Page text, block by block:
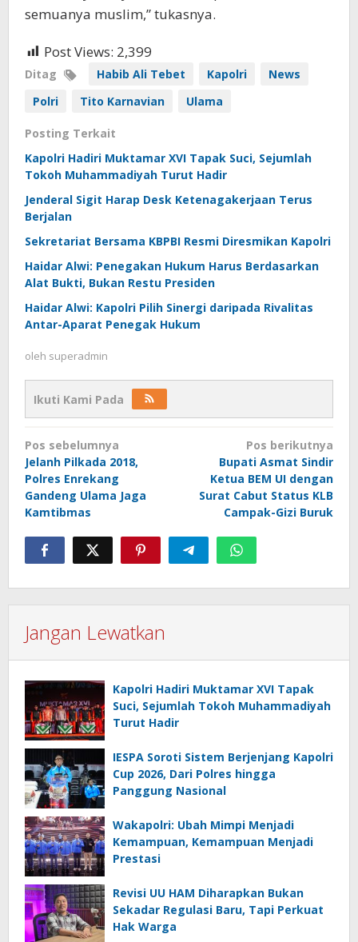
semuanya muslim,” tukasnya.
Post Views: 2,399
Ditag Habib Ali Tebet Kapolri
News
Polri
Tito Karnavian Ulama
Posting Terkait
Kapolri Hadiri Muktamar XVI Tapak Suci, Sejumlah
Tokoh Muhammadiyah Turut Hadir
Jenderal Sigit Harap Desk Ketenagakerjaan Terus
Berjalan
Sekretariat Bersama KBPBI Resmi Diresmikan Kapolri
Haidar Alwi: Penegakan Hukum Harus Berdasarkan
Alat Bukti, Bukan Restu Presiden
Haidar Alwi: Kapolri Pilih Sinergi daripada Rivalitas
Antar-Aparat Penegak Hukum
oleh superadmin
Ikuti Kami Pada
Navigasi
pos
Pos sebelumnya
Jelanh Pilkada 2018,
Polres Enrekang
Gandeng Ulama Jaga
Kamtibmas
Pos berikutnya
Bupati Asmat Sindir
Ketua BEM UI dengan
Surat Cabut Status KLB
Campak-Gizi Buruk
Jangan Lewatkan
Kapolri Hadiri Muktamar XVI Tapak
Suci, Sejumlah Tokoh Muhammadiyah
Turut Hadir
IESPA Soroti Sistem Berjenjang Kapolri
Cup 2026, Dari Polres hingga
Panggung Nasional
Wakapolri: Ubah Mimpi Menjadi
Kemampuan, Kemampuan Menjadi
Prestasi
Revisi UU HAM Diharapkan Bukan
Sekadar Regulasi Baru, Tapi Perkuat
Hak Warga